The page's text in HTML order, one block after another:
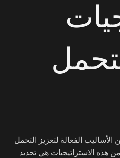
الأساليب الفعالة لتعزيز التحمل
هذه الاستراتيجيات هي تحديد